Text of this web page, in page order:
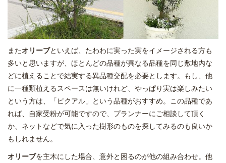
またオリーブといえば、たわわに実った実をイメージされる方も
多いと思いますが、ほとんどの品種が異なる品種を同じ敷地内な
どに植えることで結実する異品種交配を必要とします。もし、他
に一種類植えるスペースは無いけれど、やっぱり実は楽しみたい
という方は、「ピクアル」という品種がおすすめ。この品種であ
れば、自家受粉が可能ですので、プランナーにご相談して頂く
か、ネットなどで気に入った樹形のものを探してみるのも良いか
もしれません。
オリーブを主木にした場合、意外と困るのが他の組み合わせ。他